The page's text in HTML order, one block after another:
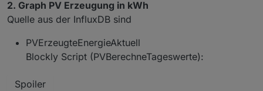
var valueState =
convertValue(valueState ?
2. Graph PV Erzeugung in kWh
Quelle aus der InfluxDB sind
PVErzeugteEnergieAktuell
Blockly Script (PVBerechneTageswerte):
Spoiler